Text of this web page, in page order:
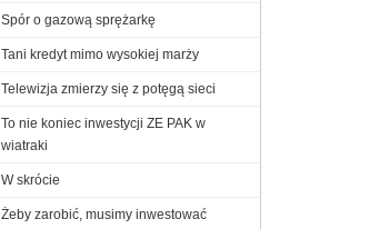
Spór o gazową sprężarkę
Tani kredyt mimo wysokiej marży
Telewizja zmierzy się z potęgą sieci
To nie koniec inwestycji ZE PAK w
wiatraki
W skrócie
Żeby zarobić, musimy inwestować